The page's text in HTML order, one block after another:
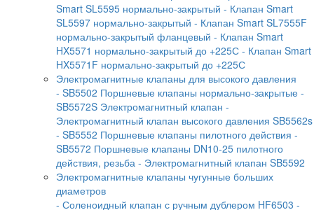
Smart SL5595 нормально-закрытый - Клапан Smart
SL5597 нормально-закрытый - Клапан Smart SL7555F
нормально-закрытый фланцевый - Клапан Smart
HX5571 нормально-закрытый до +225С - Клапан Smart
HX5571F нормально-закрытый до +225С
Электромагнитные клапаны для высокого давления
- SB5502 Поршневые клапаны нормально-закрытые -
SB5572S Электромагнитный клапан -
Электромагнитный клапан высокого давления SB5562s
- SB5552 Поршневые клапаны пилотного действия -
SB5572 Поршневые клапаны DN10-25 пилотного
действия, резьба - Электромагнитный клапан SB5592
Электромагнитные клапаны чугунные больших
диаметров
- Соленоидный клапан с ручным дублером HF6503 -